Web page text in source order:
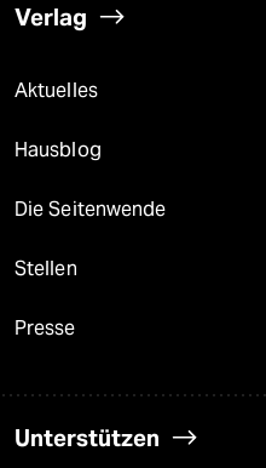
Verlag
Aktuelles
Hausblog
Die Seitenwende
Stellen
Presse
Unterstützen